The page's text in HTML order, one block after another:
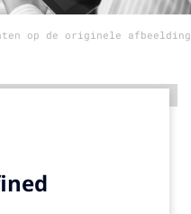
op de originele afbeelding